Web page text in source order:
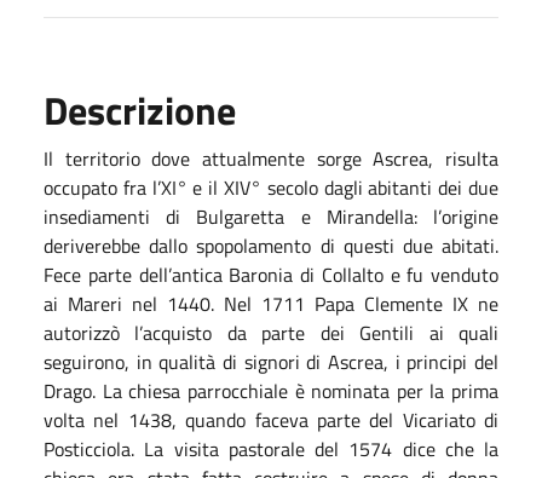
Descrizione
Il territorio dove attualmente sorge Ascrea, risulta
occupato fra l’XI° e il XIV° secolo dagli abitanti dei due
insediamenti di Bulgaretta e Mirandella: l’origine
deriverebbe dallo spopolamento di questi due abitati.
Fece parte dell’antica Baronia di Collalto e fu venduto
ai Mareri nel 1440. Nel 1711 Papa Clemente IX ne
autorizzò l’acquisto da parte dei Gentili ai quali
seguirono, in qualità di signori di Ascrea, i principi del
Drago. La chiesa parrocchiale è nominata per la prima
volta nel 1438, quando faceva parte del Vicariato di
Posticciola. La visita pastorale del 1574 dice che la